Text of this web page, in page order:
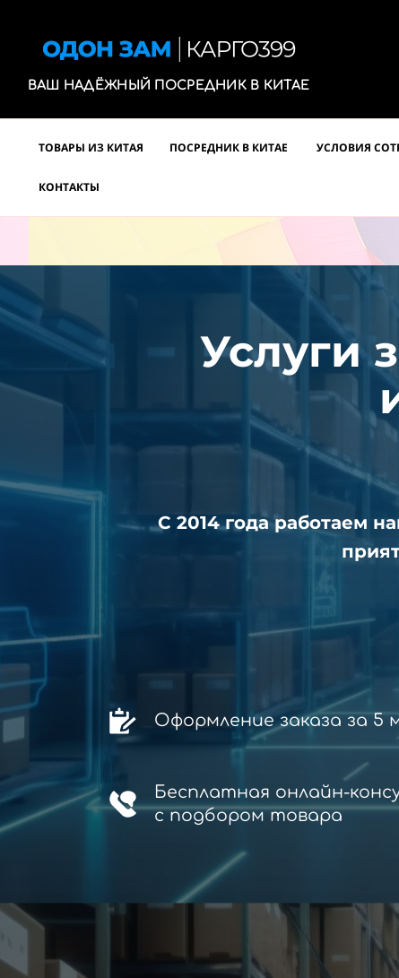
ВАШ НАДЁЖНЫЙ ПОСРЕДНИК В КИТАЕ
ТОВАРЫ ИЗ КИТАЯ ПОСРЕДНИК В КИТАЕ УСЛОВИЯ
КОНТАКТЫ
Услуги
С 2014 года работаем
Оформление заказа за 5
Бесплатная онлайн-
с подбором товара